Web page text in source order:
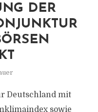
DER
Deutschland mit
sowie